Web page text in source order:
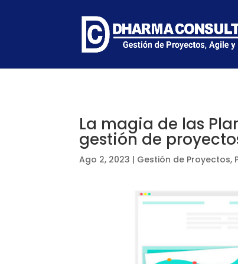
La magia de las
gestión de
Ago 2, 2023 | Gestión de Proyectos,